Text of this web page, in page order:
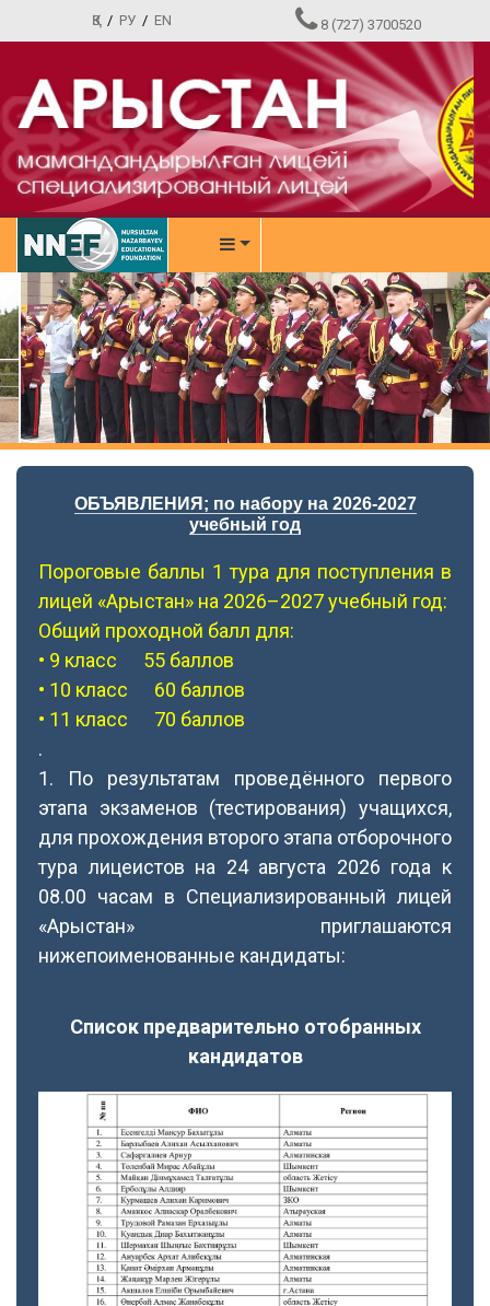
ҚЗ/ РУ / EN 8 (727) 3700520
ОБЪЯВЛЕНИЯ; по набору на 2026-2027
учебный год
Пороговые баллы 1 тура для поступления в
лицей «Арыстан» на 2026–2027 учебный год:
Общий проходной балл для:
• 9 класс 55 баллов
• 10 класс 60 баллов
• 11 класс 70 баллов
.
1. По результатам проведённого первого
этапа экзаменов (тестирования) учащихся,
для прохождения второго этапа отборочного
тура лицеистов на 24 августа 2026 года к
08.00 часам в Специализированный лицей
«Арыстан» приглашаются
нижепоименованные кандидаты:
Список предварительно отобранных
кандидатов